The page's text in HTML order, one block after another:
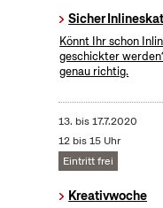
Sicher
Könnt Ihr schon
geschickter
genau richtig.
13. bis17.7.2020
12 bis 15 Uhr
Eintritt frei
Kreativwoche